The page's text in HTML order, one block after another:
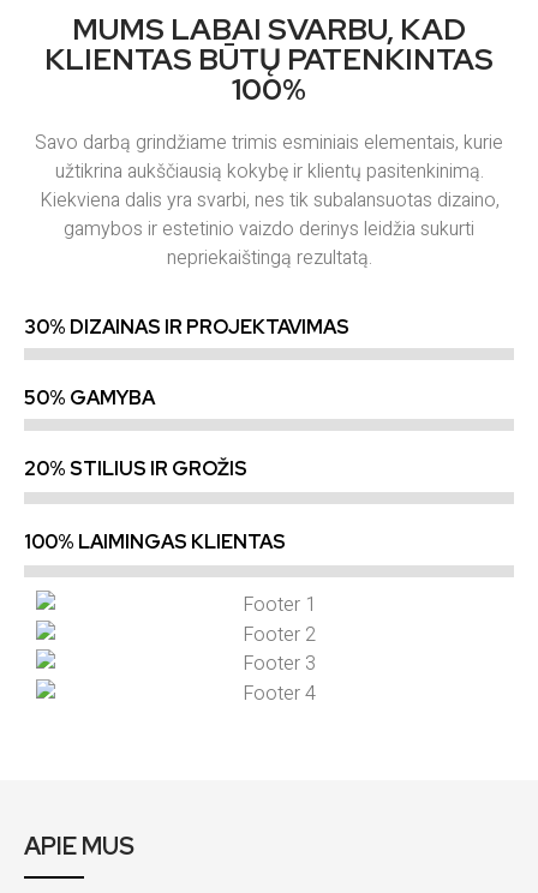
MUMS LABAI SVARBU, KAD
KLIENTAS BŪTŲ PATENKINTAS
100%
Savo darbą grindžiame trimis esminiais elementais, kurie
užtikrina aukščiausią kokybę ir klientų pasitenkinimą.
Kiekviena dalis yra svarbi, nes tik subalansuotas dizaino,
gamybos ir estetinio vaizdo derinys leidžia sukurti
nepriekaištingą rezultatą.
30% DIZAINAS IR PROJEKTAVIMAS
50% GAMYBA
20% STILIUS IR GROŽIS
100% LAIMINGAS KLIENTAS
APIE MUS